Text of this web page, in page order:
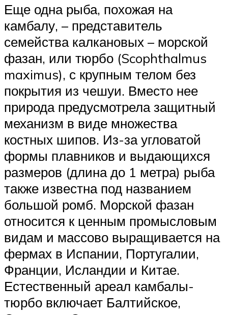
Еще одна рыба, похожая на
камбалу, – представитель
семейства калкановых – морской
фазан, или тюрбо (Scophthalmus
maximus), с крупным телом без
покрытия из чешуи. Вместо нее
природа предусмотрела защитный
механизм в виде множества
костных шипов. Из-за угловатой
формы плавников и выдающихся
размеров (длина до 1 метра) рыба
также известна под названием
большой ромб. Морской фазан
относится к ценным промысловым
видам и массово выращивается на
фермах в Испании, Португалии,
Франции, Исландии и Китае.
Естественный ареал камбалы-
тюрбо включает Балтийское,